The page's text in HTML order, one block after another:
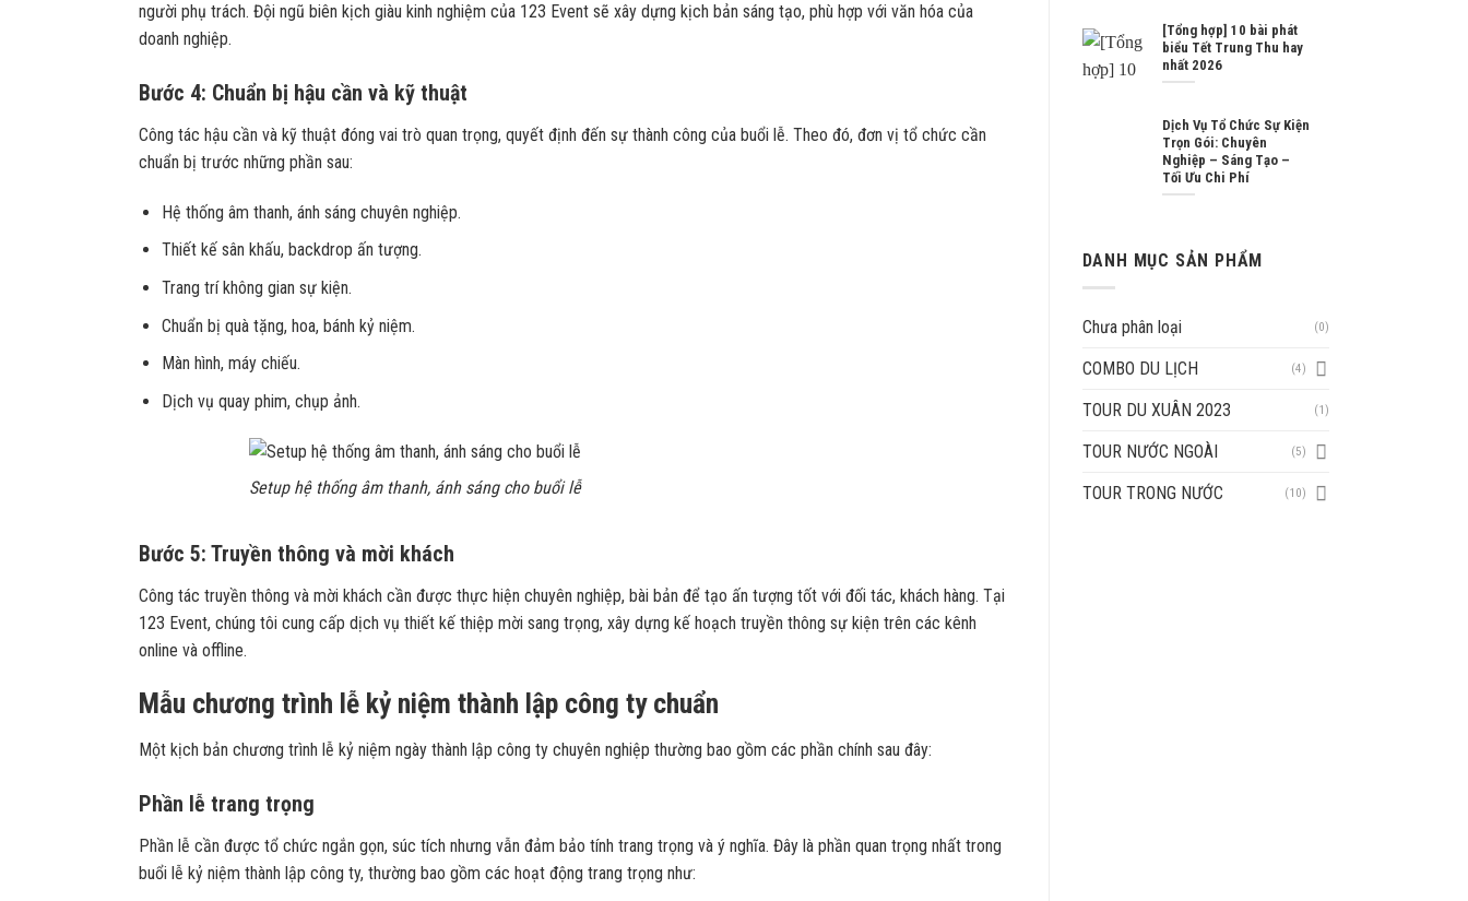
người phụ trách. Đội ngũ biên kịch giàu kinh nghiệm của 123 Event sẽ xây dựng kịch bản sáng tạo, phù hợp với văn hóa của
doanh nghiệp.
Bước 4: Chuẩn bị hậu cần và kỹ thuật
Công tác hậu cần và kỹ thuật đóng vai trò quan trọng, quyết định đến sự thành công của buổi lễ. Theo đó, đơn vị tổ chức cần
chuẩn bị trước những phần sau:
Hệ thống âm thanh, ánh sáng chuyên nghiệp.
Thiết kế sân khấu, backdrop ấn tượng.
Trang trí không gian sự kiện.
Chuẩn bị quà tặng, hoa, bánh kỷ niệm.
Màn hình, máy chiếu.
Dịch vụ quay phim, chụp ảnh.
Setup hệ thống âm thanh, ánh sáng cho buổi lễ
Bước 5: Truyền thông và mời khách
Công tác truyền thông và mời khách cần được thực hiện chuyên nghiệp, bài bản để tạo ấn tượng tốt với đối tác, khách hàng. Tại
123 Event, chúng tôi cung cấp dịch vụ thiết kế thiệp mời sang trọng, xây dựng kế hoạch truyền thông sự kiện trên các kênh
online và offline.
Mẫu chương trình lễ kỷ niệm thành lập công ty chuẩn
Một kịch bản chương trình lễ kỷ niệm ngày thành lập công ty chuyên nghiệp thường bao gồm các phần chính sau đây:
Phần lễ trang trọng
Phần lễ cần được tổ chức ngắn gọn, súc tích nhưng vẫn đảm bảo tính trang trọng và ý nghĩa. Đây là phần quan trọng nhất trong
buổi lễ kỷ niệm thành lập công ty, thường bao gồm các hoạt động trang trọng như:
[Tổng hợp] 10 bài phát
biểu Tết Trung Thu hay
nhất 2026
Dịch Vụ Tổ Chức Sự Kiện
Trọn Gói: Chuyên
Nghiệp – Sáng Tạo –
Tối Ưu Chi Phí
DANH MỤC SẢN PHẨM
Chưa phân loại (0)
COMBO DU LỊCH (4)
TOUR DU XUÂN 2023 (1)
TOUR NƯỚC NGOÀI (5)
TOUR TRONG NƯỚC (10)